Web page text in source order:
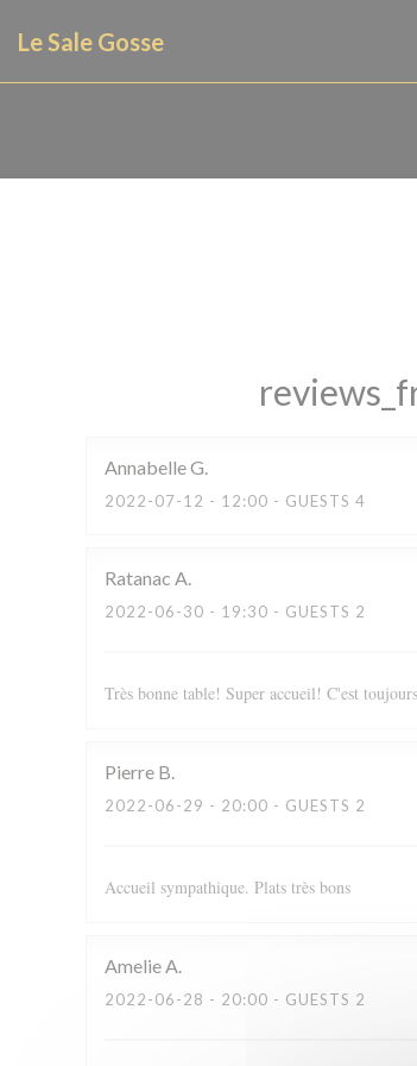
Le Sale Gosse
AnnabelleG
2022-07-12 - 12:00 - GUESTS 4
Ratanac A
2022-06-30 - 19:30 - GUESTS 2
Très bonne table! Super accueil! C'est
Pierre B
2022-06-29 - 20:00 - GUESTS 2
Accueil sympathique. Plats très bons
AmelieA
2022-06-28 - 20:00 - GUESTS 2